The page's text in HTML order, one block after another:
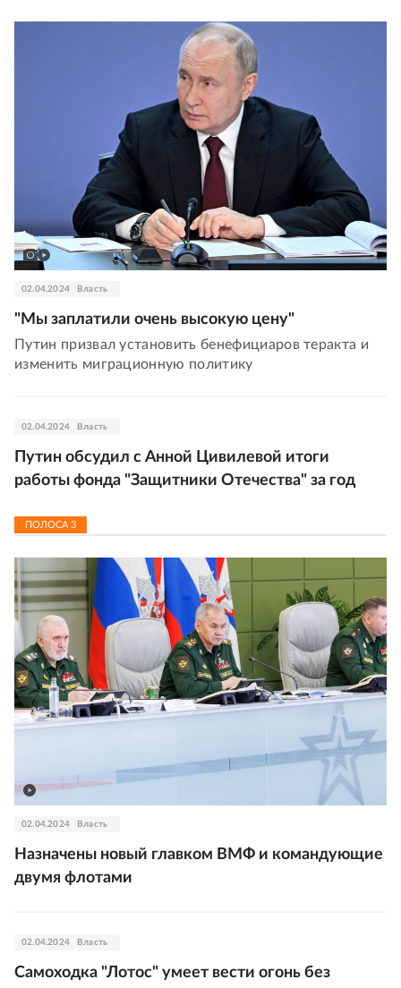
02.04.2024 Власть
"Мы заплатили очень высокую цену"
Путин призвал установить бенефициаров теракта и
изменить миграционную политику
02.04.2024 Власть
Путин обсудил с Анной Цивилевой итоги
работы фонда "Защитники Отечества" за год
ПОЛОСА 3
02.04.2024 Власть
Назначены новый главком ВМФ и командующие
двумя флотами
02.04.2024 Власть
Самоходка "Лотос" умеет вести огонь без